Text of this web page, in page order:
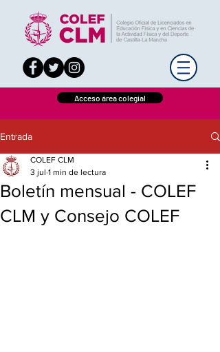
Acceso área colegial
Entrada
Boletín mensual - COLEF
CLM y Consejo COLEF
COLEF CLM
3 jul 1 min de lectura